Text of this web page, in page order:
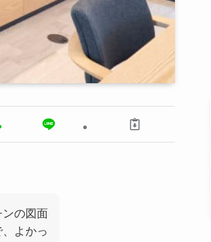
ンの図面
よかっ